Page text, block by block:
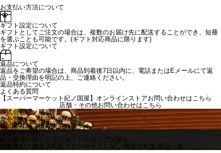
お支払い方法について
ギフト設定について
ギフトとしてご注文の場合は、複数のお届け先に配送することができ、短冊
を選ぶことも可能です。(ギフト対応商品に限ります)
ギフト設定について
返品について
返品をご希望の場合は、商品到着後7日以内に、電話またはEメールにて返
品・交換理由を明記の上、ご連絡ください。
返品特約について
よくある質問
【スーパーマーケット紀ノ国屋】オンラインストアお問い合わせはこちら
店舗・その他お問い合わせはこちら
株式会社紀ノ國屋
食を豊かに、人生を豊かに
株式会社紀ノ國屋企業情報サイト
京都の富小路に
紀ノ国屋の新しいコンセプトショップが誕生
調進所紀ノ國屋京町家ブランドサイト 紀ノ國屋京町屋 商品一覧